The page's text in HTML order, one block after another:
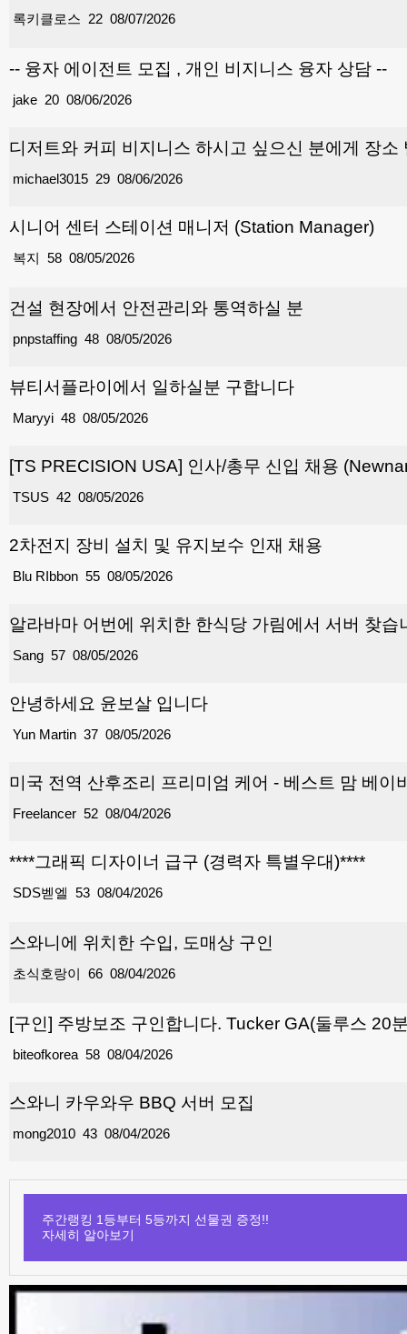
22
록키클로스 08/07/2026
-- 융자 에이전트 모집 , 개인 비지니스 융자 상담 --
20
jake 08/06/2026
디저트와 커피 비지니스 하시고 싶으신 분에게 장소
29
michael3015 08/06/2026
시니어 센터 스테이션 매니저 (Station Manager)
58
복지 08/05/2026
건설 현장에서 안전관리와 통역하실 분
48
pnpstaffing 08/05/2026
뷰티서플라이에서 일하실분 구합니다
48
Maryyi 08/05/2026
[TS PRECISION USA] 인사/총무 신입 채용
42
TSUS 08/05/2026
2차전지 장비 설치 및 유지보수 인재 채용
55
Blu RIbbon 08/05/2026
알라바마 어번에 위치한 한식당 가림에서 서버 찾습
57
Sang 08/05/2026
안녕하세요 윤보살 입니다
37
Yun Martin 08/05/2026
미국 전역 산후조리 프리미엄 케어 - 베스트 맘 베이
52
Freelancer 08/04/2026
****그래픽 디자이너 급구 (경력자 특별우대)****
53
SDS벧엘 08/04/2026
스와니에 위치한 수입, 도매상 구인
66
초식호랑이 08/04/2026
[구인] 주방보조 구인합니다. Tucker GA(둘루스 20
58
biteofkorea 08/04/2026
스와니 카우와우 BBQ 서버 모집
43
mong2010 08/04/2026
주간랭킹 1등부터 5등까지 선물권 증정!!
자세히 알아보기